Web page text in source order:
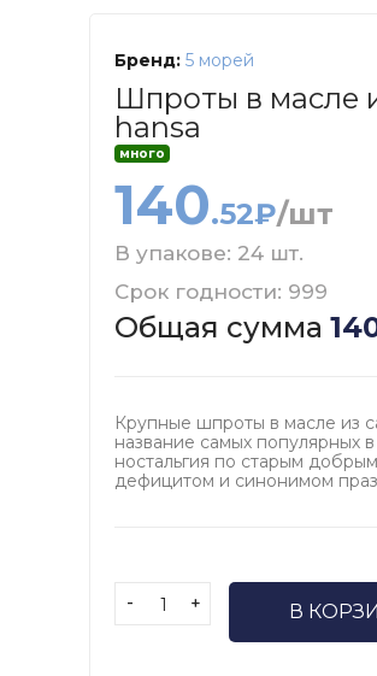
Бренд: 5 морей
Шпроты в масле
hansa
много
140.52₽/шт
В упакове: 24 шт.
Срок годности: 999
Общая сумма
Крупные шпроты в масле из
название самых популярных
ностальгия по старым
дефицитом и синонимом
- + В